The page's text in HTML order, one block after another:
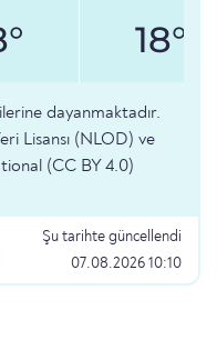
18°
dayanmaktadır.
Lisansı (NLOD) ve
(CC BY 4.0)
Şu tarihte güncellendi
07.08.2026 10:10